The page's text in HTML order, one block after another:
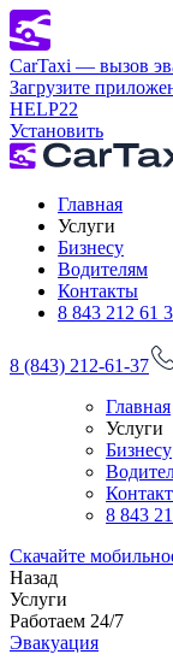
CarTaxi — вызов
Загрузите
HELP22
Установить
Главная
Услуги
Бизнесу
Водителям
Контакты
8 843 212 61
8 (843) 212-61-37
Главная
Услуги
Бизнесу
8 843
Скачайте
Назад
Услуги
Работаем 24/7
Эвакуация